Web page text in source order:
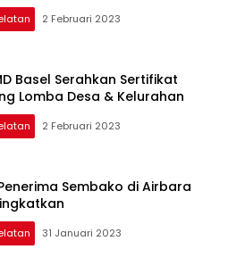
2 Februari 2023
Basel Serahkan Sertifikat
Lomba Desa & Kelurahan
2 Februari 2023
Sembako di Airbara
31 Januari 2023